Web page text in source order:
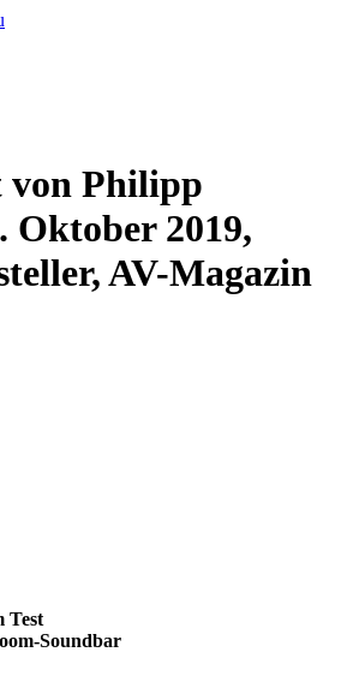
von Philipp
Oktober 2019,
AV-Magazin
Test
Soundbar